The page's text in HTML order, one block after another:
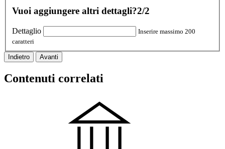
Vuoi aggiungere altri dettagli?2/2
Dettaglio
Inserire massimo 200
caratteri
Indietro Avanti
Contenuti correlati